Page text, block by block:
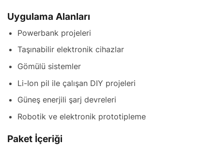
Uygulama Alanları
Powerbank projeleri
Taşınabilir elektronik cihazlar
Gömülü sistemler
Li-Ion pil ile çalışan DIY projeleri
Güneş enerjili şarj devreleri
Robotik ve elektronik prototipleme
Paket İçeriği